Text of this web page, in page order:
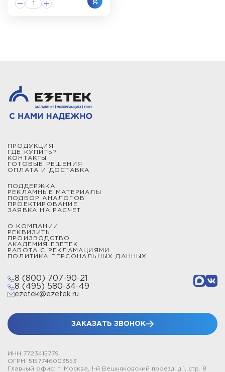
ПРОДУКЦИЯ
ГДЕ КУПИТЬ?
КОНТАКТЫ
ГОТОВЫЕ РЕШЕНИЯ
ОПЛАТА И ДОСТАВКА
ПОДДЕРЖКА
РЕКЛАМНЫЕ МАТЕРИАЛЫ
ПОДБОР АНАЛОГОВ
ПРОЕКТИРОВАНИЕ
ЗАЯВКА НА РАСЧЕТ
О КОМПАНИИ
РЕКВИЗИТЫ
ПРОИЗВОДСТВО
АКАДЕМИЯ ЕЗЕТЕК
РАБОТА С РЕКЛАМАЦИЯМИ
ПОЛИТИКА ПЕРСОНАЛЬНЫХ ДАННЫХ
8 (800) 707-90-21
8 (495) 580-34-49
ezetek@ezetek.ru
ЗАКАЗАТЬ ЗВОНОК
ИНН 7723415779
ОГРН: 5157746003553
Главный офис: г. Москва, 1-й Вешняковский проезд, д.1, стр. 8